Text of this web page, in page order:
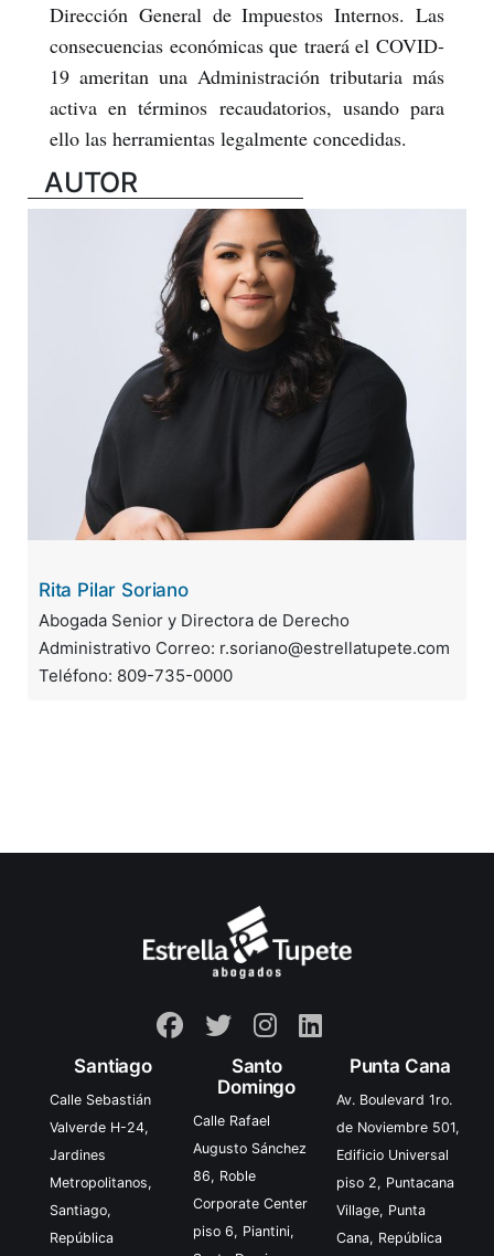
Dirección General de Impuestos Internos. Las
consecuencias económicas que traerá el COVID-
19 ameritan una Administración tributaria más
activa en términos recaudatorios, usando para
ello las herramientas legalmente concedidas.
AUTOR
Rita Pilar Soriano
Abogada Senior y Directora de Derecho
Administrativo Correo: r.soriano@estrellatupete.com
Teléfono: 809-735-0000
Santiago
Calle Sebastián
Valverde H-24,
Jardines
Metropolitanos,
Santiago,
República
Santo
Domingo
Calle Rafael
Augusto Sánchez
86, Roble
Corporate Center
piso 6, Piantini,
Punta Cana
Av. Boulevard 1ro.
de Noviembre 501,
Edificio Universal
piso 2, Puntacana
Village, Punta
Cana, República